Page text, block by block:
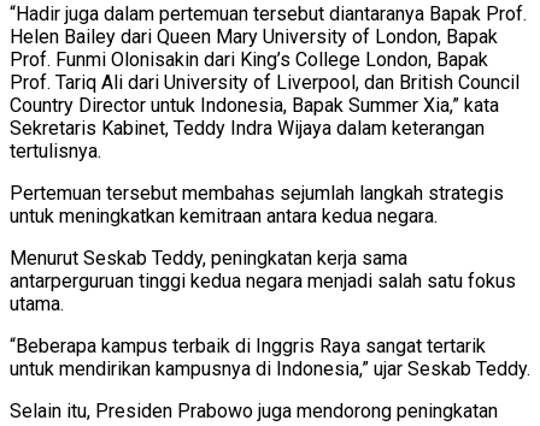
“Hadir juga dalam pertemuan tersebut diantaranya Bapak Prof.
Helen Bailey dari Queen Mary University of London, Bapak
Prof. Funmi Olonisakin dari King’s College London, Bapak
Prof. Tariq Ali dari University of Liverpool, dan British Council
Country Director untuk Indonesia, Bapak Summer Xia,” kata
Sekretaris Kabinet, Teddy Indra Wijaya dalam keterangan
tertulisnya.
Pertemuan tersebut membahas sejumlah langkah strategis
untuk meningkatkan kemitraan antara kedua negara.
Menurut Seskab Teddy, peningkatan kerja sama
antarperguruan tinggi kedua negara menjadi salah satu fokus
utama.
“Beberapa kampus terbaik di Inggris Raya sangat tertarik
untuk mendirikan kampusnya di Indonesia,” ujar Seskab Teddy.
Selain itu, Presiden Prabowo juga mendorong peningkatan